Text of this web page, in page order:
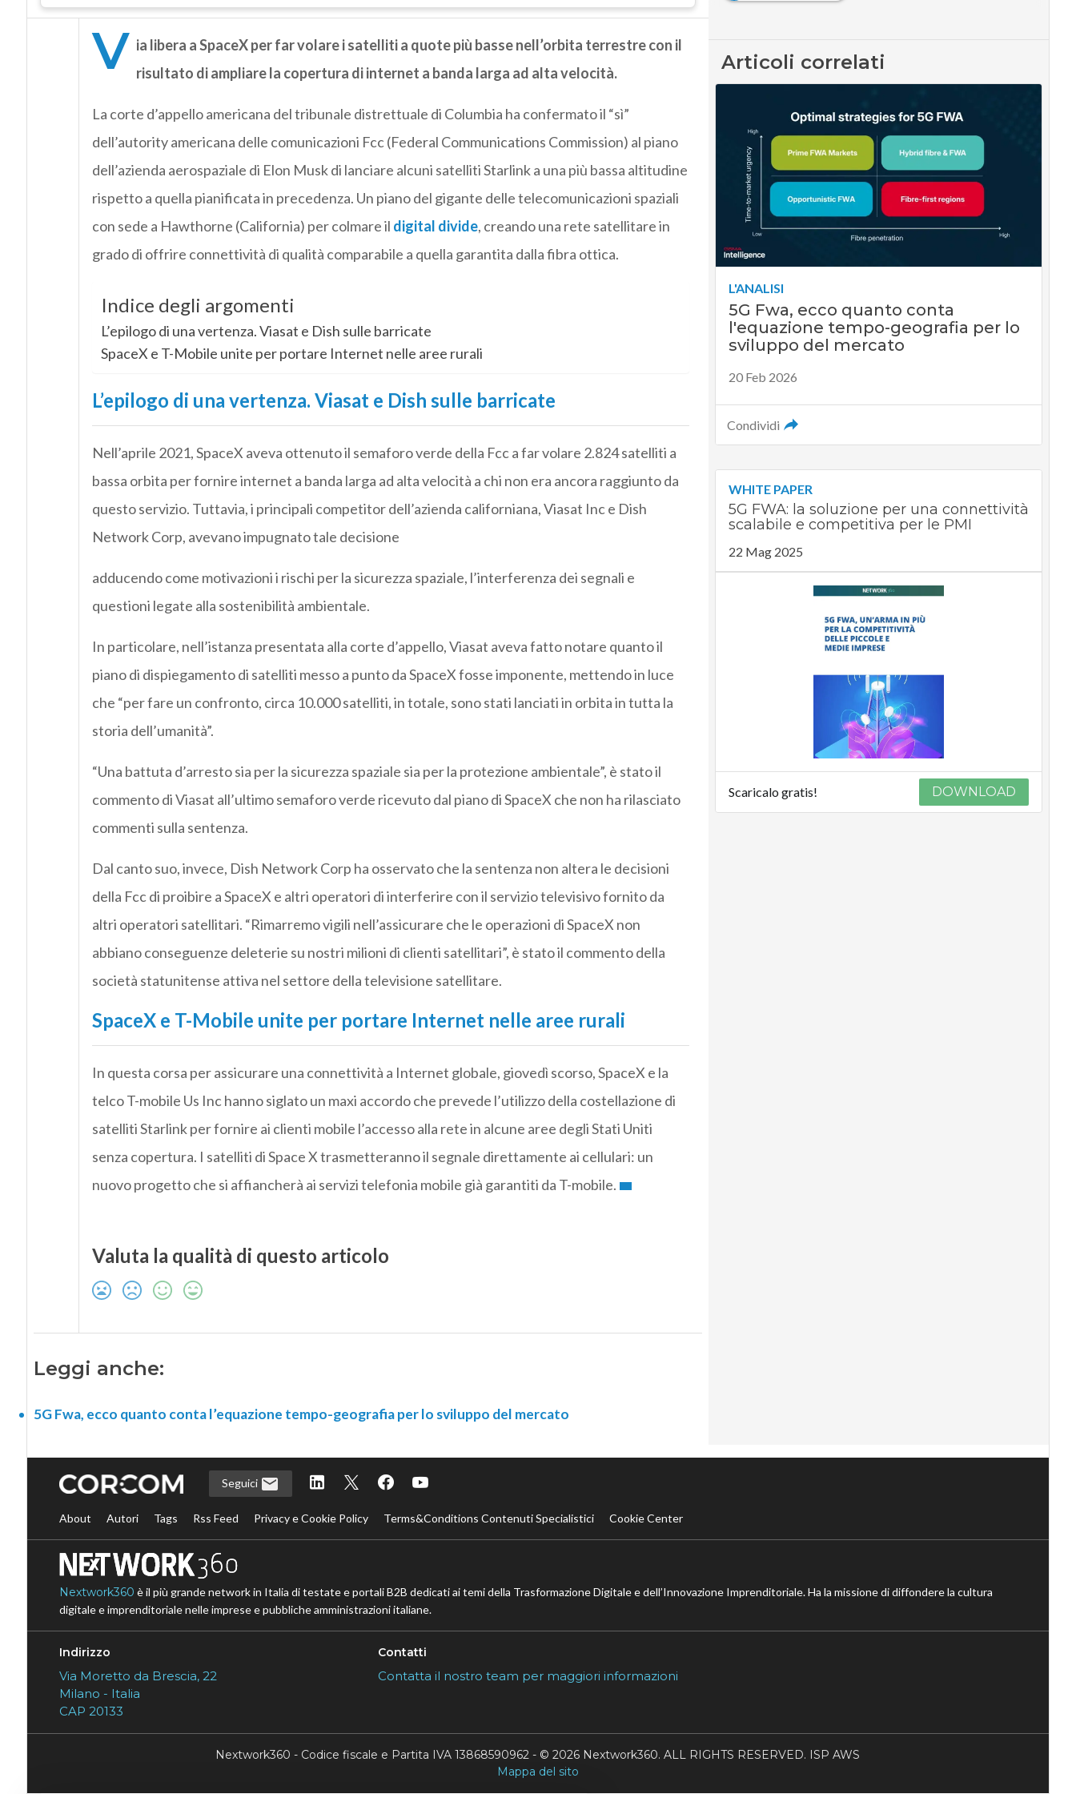
V ia libera a SpaceX per far volare i satelliti a quote più basse nell’orbita terrestre con il
risultato di ampliare la copertura di internet a banda larga ad alta velocità.
La corte d’appello americana del tribunale distrettuale di Columbia ha confermato il “sì”
dell’autority americana delle comunicazioni Fcc (Federal Communications Commission) al piano
dell’azienda aerospaziale di Elon Musk di lanciare alcuni satelliti Starlink a una più bassa altitudine
rispetto a quella pianificata in precedenza. Un piano del gigante delle telecomunicazioni spaziali
con sede a Hawthorne (California) per colmare il digital divide, creando una rete satellitare in
grado di offrire connettività di qualità comparabile a quella garantita dalla fibra ottica.
Indice degli argomenti
L’epilogo di una vertenza. Viasat e Dish sulle barricate
SpaceX e T-Mobile unite per portare Internet nelle aree rurali
L’epilogo di una vertenza. Viasat e Dish sulle barricate
Nell’aprile 2021, SpaceX aveva ottenuto il semaforo verde della Fcc a far volare 2.824 satelliti a
bassa orbita per fornire internet a banda larga ad alta velocità a chi non era ancora raggiunto da
questo servizio. Tuttavia, i principali competitor dell’azienda californiana, Viasat Inc e Dish
Network Corp, avevano impugnato tale decisione
adducendo come motivazioni i rischi per la sicurezza spaziale, l’interferenza dei segnali e
questioni legate alla sostenibilità ambientale.
In particolare, nell’istanza presentata alla corte d’appello, Viasat aveva fatto notare quanto il
piano di dispiegamento di satelliti messo a punto da SpaceX fosse imponente, mettendo in luce
che “per fare un confronto, circa 10.000 satelliti, in totale, sono stati lanciati in orbita in tutta la
storia dell’umanità”.
“Una battuta d’arresto sia per la sicurezza spaziale sia per la protezione ambientale”, è stato il
commento di Viasat all’ultimo semaforo verde ricevuto dal piano di SpaceX che non ha rilasciato
commenti sulla sentenza.
Dal canto suo, invece, Dish Network Corp ha osservato che la sentenza non altera le decisioni
della Fcc di proibire a SpaceX e altri operatori di interferire con il servizio televisivo fornito da
altri operatori satellitari. “Rimarremo vigili nell’assicurare che le operazioni di SpaceX non
abbiano conseguenze deleterie su nostri milioni di clienti satellitari”, è stato il commento della
società statunitense attiva nel settore della televisione satellitare.
SpaceX e T-Mobile unite per portare Internet nelle aree rurali
In questa corsa per assicurare una connettività a Internet globale, giovedì scorso, SpaceX e la
telco T-mobile Us Inc hanno siglato un maxi accordo che prevede l’utilizzo della costellazione di
satelliti Starlink per fornire ai clienti mobile l’accesso alla rete in alcune aree degli Stati Uniti
senza copertura. I satelliti di Space X trasmetteranno il segnale direttamente ai cellulari: un
nuovo progetto che si affiancherà ai servizi telefonia mobile già garantiti da T-mobile.
Valuta la qualità di questo articolo
Leggi anche:
5G Fwa, ecco quanto conta l’equazione tempo-geografia per lo sviluppo del mercato
Articoli correlati
L'ANALISI
5G Fwa, ecco quanto conta
l'equazione tempo-geografia per lo
sviluppo del mercato
20 Feb 2026
Condividi
WHITE PAPER
5G FWA: la soluzione per una connettività
scalabile e competitiva per le PMI
22 Mag 2025
Scaricalo gratis! DOWNLOAD
Seguici
About Autori Tags Rss Feed Privacy e Cookie Policy Terms&Conditions Contenuti Specialistici Cookie Center
Nextwork360 è il più grande network in Italia di testate e portali B2B dedicati ai temi della Trasformazione Digitale e dell’Innovazione Imprenditoriale. Ha la missione di diffondere la cultura
digitale e imprenditoriale nelle imprese e pubbliche amministrazioni italiane.
Indirizzo
Via Moretto da Brescia, 22
Milano - Italia
CAP 20133
Contatti
Contatta il nostro team per maggiori informazioni
Nextwork360 - Codice fiscale e Partita IVA 13868590962 - © 2026 Nextwork360. ALL RIGHTS RESERVED. ISP AWS
Mappa del sito